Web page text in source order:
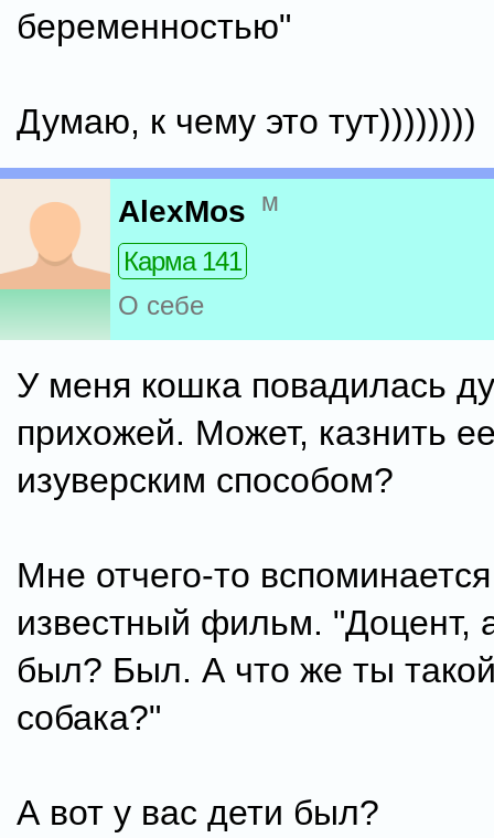
беременностью"
Думаю, к чему это тут))))))))
AlexMos м
Карма 141
О себе
У меня кошка повадилась
прихожей. Может, казнить
изуверским способом?
Мне отчего-то
известный фильм. "Доцент,
был? Был. А что же ты
собака?"
А вот у вас дети был?